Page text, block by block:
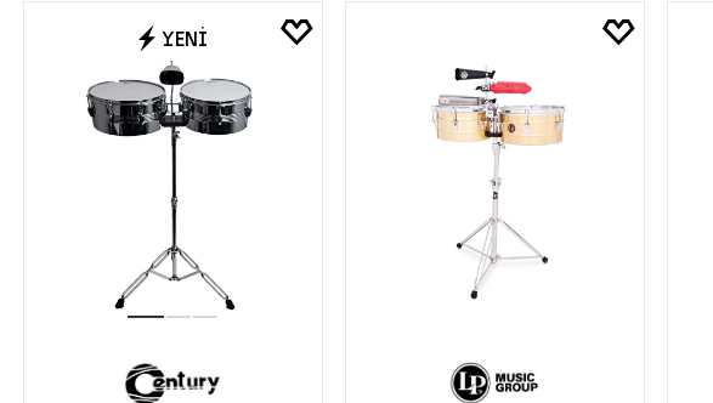
Latin Percussion
47.834₺ ve Üzeri
YENİ